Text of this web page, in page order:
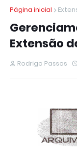
Página inicial
Extensão
Rodrigo Passos